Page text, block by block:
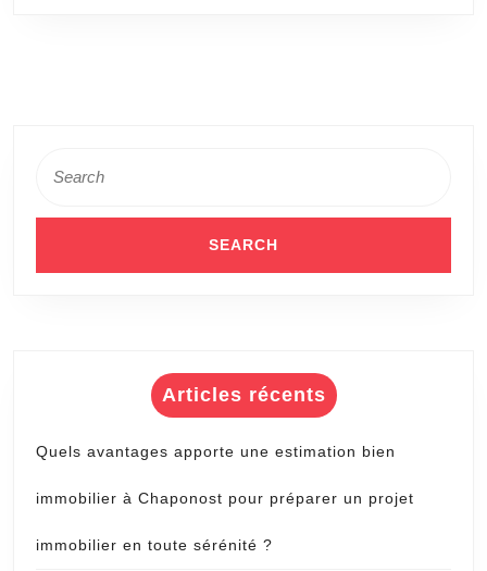
for:
Articles récents
Quels avantages apporte une estimation bien
immobilier à Chaponost pour préparer un projet
immobilier en toute sérénité ?